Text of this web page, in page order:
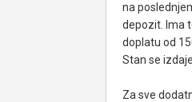
na
depozit. Ima
doplatu od
Stan se
Za sve